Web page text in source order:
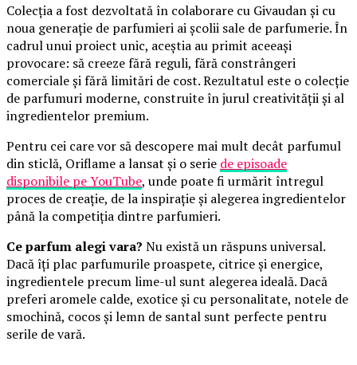
Colecția a fost dezvoltată în colaborare cu Givaudan și cu
noua generație de parfumieri ai școlii sale de parfumerie. În
cadrul unui proiect unic, aceștia au primit aceeași
provocare: să creeze fără reguli, fără constrângeri
comerciale și fără limitări de cost. Rezultatul este o colecție
de parfumuri moderne, construite în jurul creativității și al
ingredientelor premium.
Pentru cei care vor să descopere mai mult decât parfumul
din sticlă, Oriflame a lansat și o serie de episoade
disponibile pe YouTube, unde poate fi urmărit întregul
proces de creație, de la inspirație și alegerea ingredientelor
până la competiția dintre parfumieri.
Ce parfum alegi vara? Nu există un răspuns universal.
Dacă îți plac parfumurile proaspete, citrice și energice,
ingredientele precum lime-ul sunt alegerea ideală. Dacă
preferi aromele calde, exotice și cu personalitate, notele de
smochină, cocos și lemn de santal sunt perfecte pentru
serile de vară.